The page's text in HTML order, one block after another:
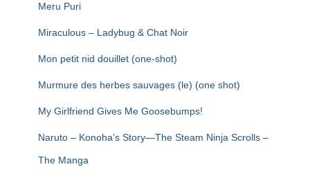
Meru Puri
Miraculous – Ladybug & Chat Noir
Mon petit nid douillet (one-shot)
Murmure des herbes sauvages (le) (one shot)
My Girlfriend Gives Me Goosebumps!
Naruto – Konoha’s Story—The Steam Ninja Scrolls –
The Manga